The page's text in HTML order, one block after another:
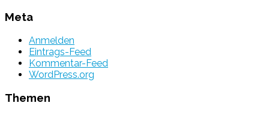
Meta
Anmelden
Eintrags-Feed
Kommentar-Feed
WordPress.org
Themen